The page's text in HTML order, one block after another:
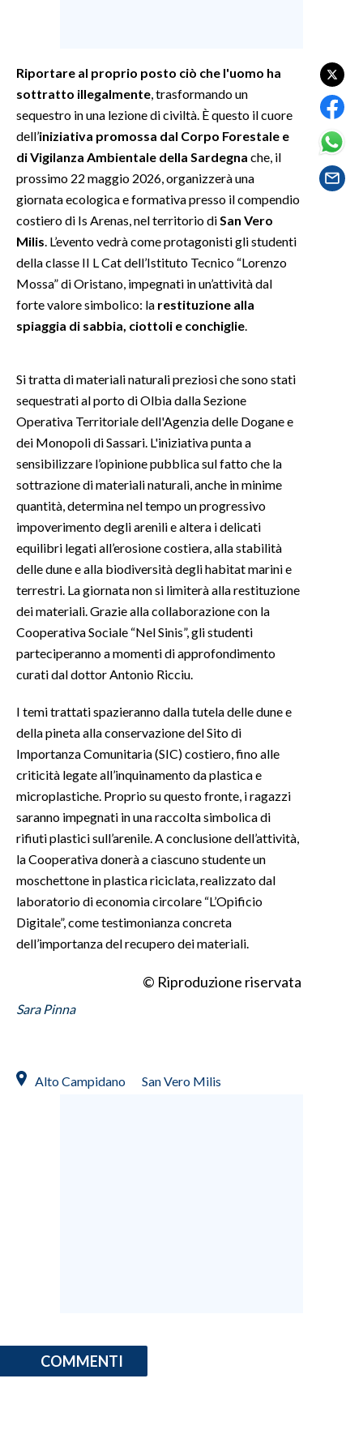
GOSSIP
SARDEGNA TURISMO
SARDI NEL MONDO
NOTIZIE
EVENTI
3 MINUTI CON
ABBONATI
ANNUNCI
NECROLOGI
PUBBLICITÀ
SPIAGGE
Riportare al proprio posto ciò che l'uomo ha
sottratto illegalmente , trasformando un
sequestro in una lezione di civiltà. È questo il cuore
dell’iniziativa promossa dal Corpo Forestale e
di Vigilanza Ambientale della Sardegna che, il
prossimo 22 maggio 2026, organizzerà una
giornata ecologica e formativa presso il compendio
costiero di Is Arenas, nel territorio di San Vero
Milis . L’evento vedrà come protagonisti gli studenti
della classe II L Cat dell’Istituto Tecnico “Lorenzo
Mossa” di Oristano, impegnati in un’attività dal
forte valore simbolico: la restituzione alla
spiaggia di sabbia, ciottoli e conchiglie
Si tratta di materiali naturali preziosi che sono stati
sequestrati al porto di Olbia dalla Sezione
Operativa Territoriale dell'Agenzia delle Dogane e
dei Monopoli di Sassari. L'iniziativa punta a
sensibilizzare l’opinione pubblica sul fatto che la
sottrazione di materiali naturali, anche in minime
quantità, determina nel tempo un progressivo
impoverimento degli arenili e altera i delicati
equilibri legati all’erosione costiera, alla stabilità
delle dune e alla biodiversità degli habitat marini e
terrestri. La giornata non si limiterà alla restituzione
dei materiali. Grazie alla collaborazione con la
Cooperativa Sociale “Nel Sinis”, gli studenti
parteciperanno a momenti di approfondimento
curati dal dottor Antonio Ricciu.
I temi trattati spazieranno dalla tutela delle dune e
della pineta alla conservazione del Sito di
Importanza Comunitaria (SIC) costiero, fino alle
criticità legate all’inquinamento da plastica e
microplastiche. Proprio su questo fronte, i ragazzi
saranno impegnati in una raccolta simbolica di
rifiuti plastici sull’arenile. A conclusione dell’attività,
la Cooperativa donerà a ciascuno studente un
moschettone in plastica riciclata, realizzato dal
laboratorio di economia circolare “L’Opificio
Digitale”, come testimonianza concreta
dell’importanza del recupero dei materiali.
© Riproduzione riservata
Sara Pinna
Alto Campidano San Vero Milis
COMMENTI